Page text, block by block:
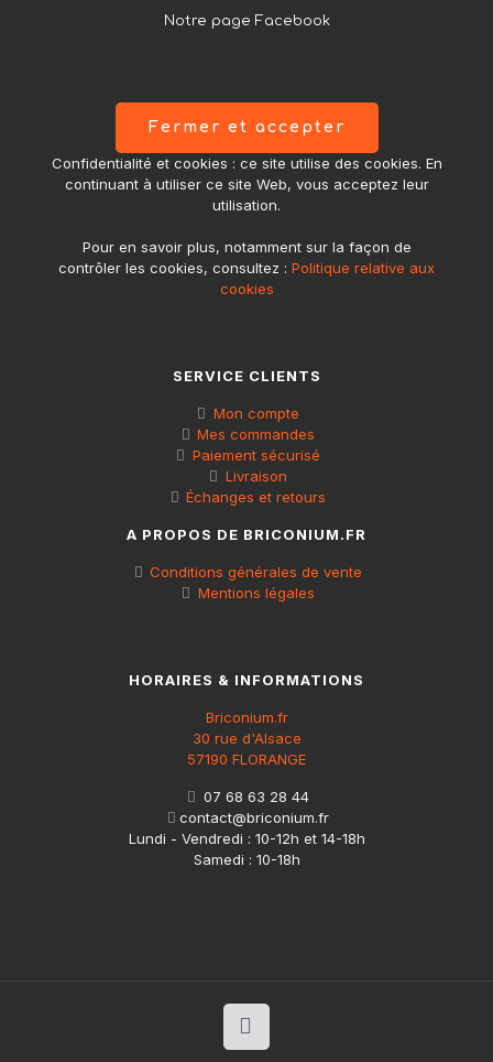
Notre page Facebook
Confidentialité et cookies : ce site utilise des cookies. En
continuant à utiliser ce site Web, vous acceptez leur
utilisation.
Pour en savoir plus, notamment sur la façon de
contrôler les cookies, consultez : Politique relative aux
cookies
SERVICE CLIENTS
Mon compte
Mes commandes
Paiement sécurisé
Livraison
Échanges et retours
A PROPOS DE BRICONIUM.FR
Conditions générales de vente
Mentions légales
HORAIRES & INFORMATIONS
Briconium.fr
30 rue d'Alsace
57190 FLORANGE
07 68 63 28 44
contact@briconium.fr
Lundi - Vendredi : 10-12h et 14-18h
Samedi : 10-18h